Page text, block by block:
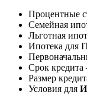
Процентные
Семейная
Льготная
Ипотека для
Срок кредита
Размер
Условия для